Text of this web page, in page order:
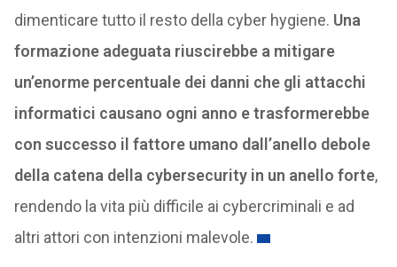
dimenticare tutto il resto della cyber hygiene. Una
formazione adeguata riuscirebbe a mitigare
un’enorme percentuale dei danni che gli attacchi
informatici causano ogni anno e trasformerebbe
con successo il fattore umano dall’anello debole
della catena della cybersecurity in un anello forte,
rendendo la vita più difficile ai cybercriminali e ad
altri attori con intenzioni malevole.